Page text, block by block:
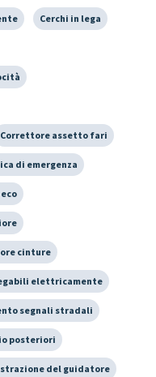
Cerchi in lega
Correttore assetto fari
di emergenza
cinture
elettricamente
segnali stradali
posteriori
del guidatore